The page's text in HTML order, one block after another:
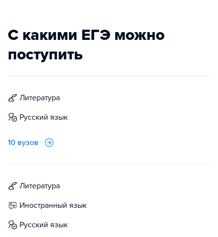
С какими ЕГЭ можно
поступить
литература
русский язык
10 вузов
литература
иностранный язык
русский язык